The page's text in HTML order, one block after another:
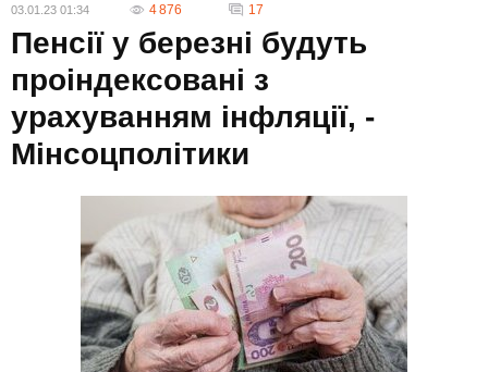
03.01.23 01:34 4 876 17
Пенсії у березні будуть
проіндексовані з
урахуванням інфляції, -
Мінсоцполітики